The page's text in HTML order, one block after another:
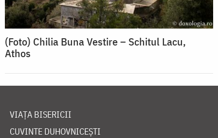
(Foto) Chilia Buna Vestire – Schitul Lacu,
Athos
VIAȚA BISERICII
CUVINTE DUHOVNICEȘTI